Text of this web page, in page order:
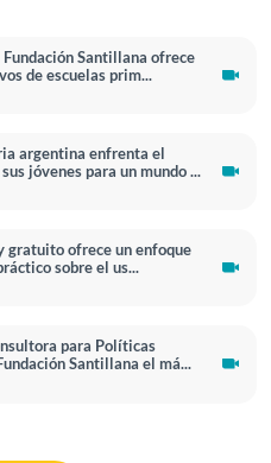
Santillana ofrece
de escuelas prim...
argentina enfrenta el
jóvenes para un mundo ...
gratuito ofrece un enfoque
sobre el us...
para Políticas
Santillana el má...